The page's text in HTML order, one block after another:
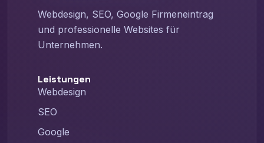
Webdesign, SEO, Google Firmeneintrag
und professionelle Websites für
Unternehmen.
Leistungen
Webdesign
SEO
Google